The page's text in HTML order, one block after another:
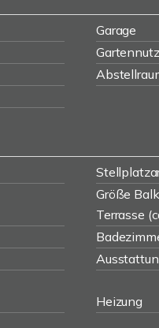
Garage
Größe
Terrasse
Heizung